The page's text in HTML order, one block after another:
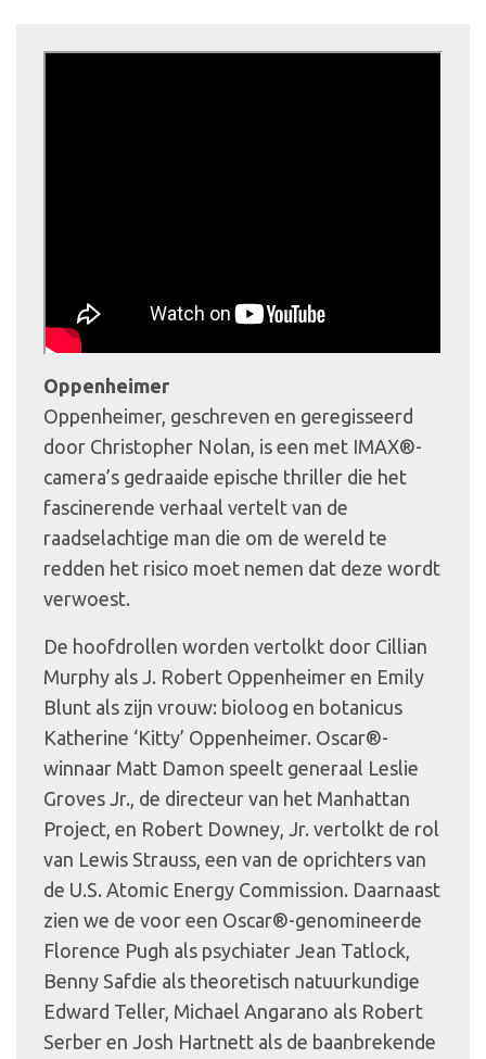
Oppenheimer
Oppenheimer, geschreven en geregisseerd
door Christopher Nolan, is een met IMAX®-
camera’s gedraaide epische thriller die het
fascinerende verhaal vertelt van de
raadselachtige man die om de wereld te
redden het risico moet nemen dat deze wordt
verwoest.
De hoofdrollen worden vertolkt door Cillian
Murphy als J. Robert Oppenheimer en Emily
Blunt als zijn vrouw: bioloog en botanicus
Katherine ‘Kitty’ Oppenheimer. Oscar®-
winnaar Matt Damon speelt generaal Leslie
Groves Jr., de directeur van het Manhattan
Project, en Robert Downey, Jr. vertolkt de rol
van Lewis Strauss, een van de oprichters van
de U.S. Atomic Energy Commission. Daarnaast
zien we de voor een Oscar®-genomineerde
Florence Pugh als psychiater Jean Tatlock,
Benny Safdie als theoretisch natuurkundige
Edward Teller, Michael Angarano als Robert
Serber en Josh Hartnett als de baanbrekende